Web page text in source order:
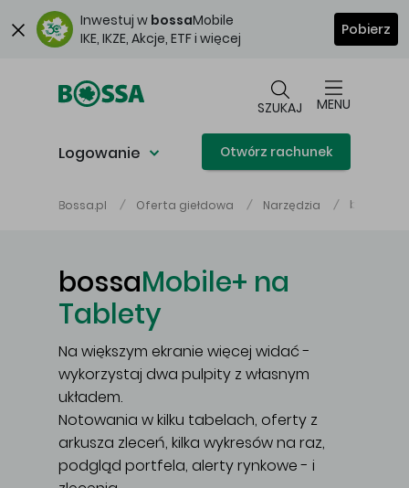
Przejdź do głównej treści
Inwestuj w bossaMobile
IKE, IKZE, Akcje, ETF i więcej
Pobierz
SZUKAJ MENU
Logowanie Otwórz rachunek
Bossa.pl Oferta giełdowa Narzędzia
bossaMobile+ na
Tablety
Na większym ekranie więcej widać -
wykorzystaj dwa pulpity z własnym
układem.
Notowania w kilku tabelach, oferty z
arkusza zleceń, kilka wykresów na raz,
podgląd portfela, alerty rynkowe - i